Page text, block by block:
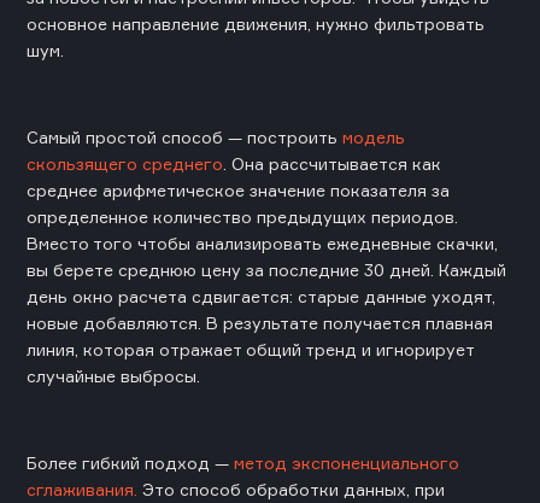
основное направление движения, нужно фильтровать
шум.
Самый простой способ — построить модель
скользящего среднего . Она рассчитывается как
среднее арифметическое значение показателя за
определенное количество предыдущих периодов.
Вместо того чтобы анализировать ежедневные скачки,
вы берете среднюю цену за последние 30 дней. Каждый
день окно расчета сдвигается: старые данные уходят,
новые добавляются. В результате получается плавная
линия, которая отражает общий тренд и игнорирует
случайные выбросы.
Более гибкий подход — метод экспоненциального
сглаживания. Это способ обработки данных, при